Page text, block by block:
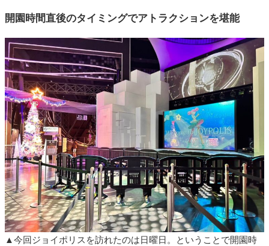
開園時間直後のタイミングでアトラクションを堪能
▲今回ジョイポリスを訪れたのは日曜日。ということで開園時